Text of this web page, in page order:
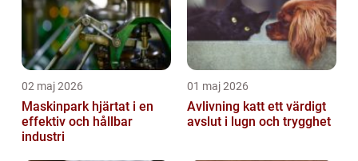
02 maj 2026
Maskinpark hjärtat i en
effektiv och hållbar
industri
01 maj 2026
Avlivning katt ett värdigt
avslut i lugn och trygghet